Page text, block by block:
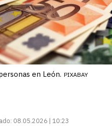
en León. PIXABAY
08.05.2026 | 10:23